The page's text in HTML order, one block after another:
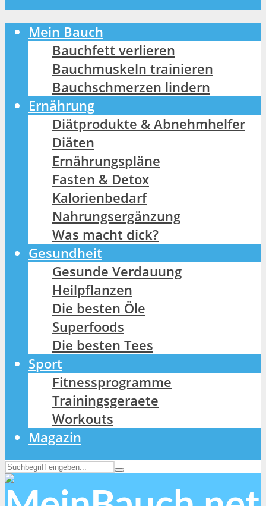
Mein Bauch
Bauchfett verlieren
Bauchmuskeln trainieren
Bauchschmerzen lindern
Ernährung
Diätprodukte & Abnehmhelfer
Diäten
Ernährungspläne
Fasten & Detox
Kalorienbedarf
Nahrungsergänzung
Was macht dick?
Gesundheit
Gesunde Verdauung
Heilpflanzen
Die besten Öle
Superfoods
Die besten Tees
Sport
Fitnessprogramme
Trainingsgeraete
Workouts
Magazin